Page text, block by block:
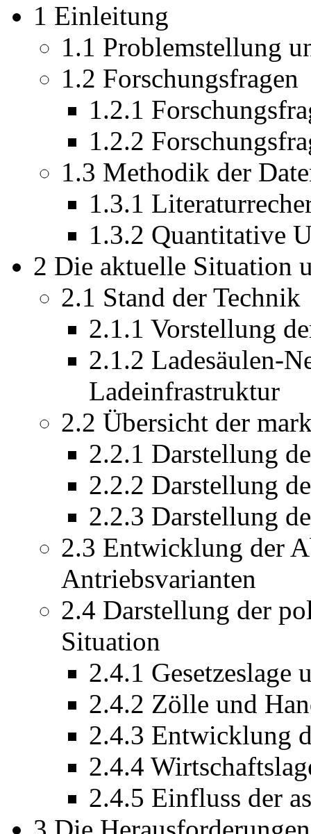
1 Einleitung
1.1 Problemstellung
1.2 Forschungsfragen
1.2.1
1.2.2
1.3 Methodik der
1.3.1
1.3.2 Quantitative
2 Die aktuelle Situation
2.1 Stand der Technik
2.1.1 Vorstellung
2.1.2 Ladesäulen-
Ladeinfrastruktur
2.2 Übersicht der
2.2.1 Darstellung
2.2.2 Darstellung
2.2.3 Darstellung
2.3 Entwicklung der
Antriebsvarianten
2.4 Darstellung der
Situation
2.4.1 Gesetzeslage
2.4.2 Zölle und
2.4.3 Entwicklung
2.4.4
2.4.5 Einfluss der